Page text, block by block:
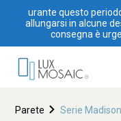
urante questo
allungarsi in alcune
consegna è
Parete Serie